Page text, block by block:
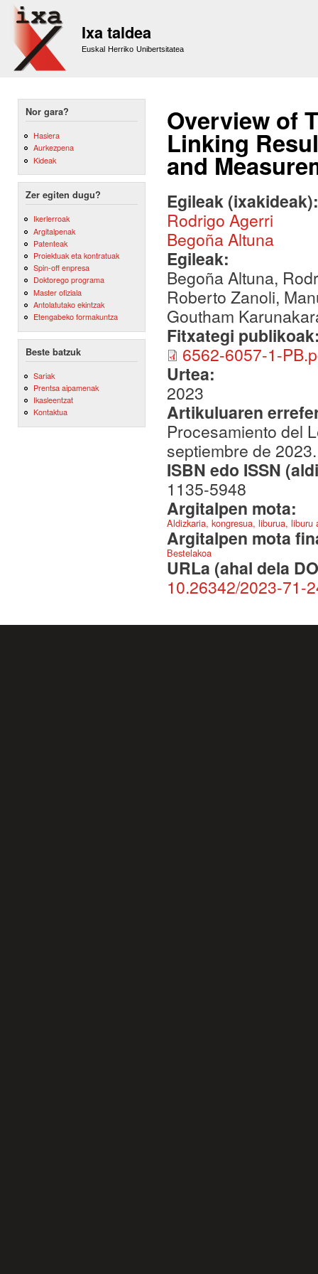
Ixa taldea
Euskal Herriko Unibertsitatea
Nor gara?
Hasiera
Aurkezpena
Kideak
Zer egiten dugu?
Ikerlerroak
Argitalpenak
Patenteak
Proiektuak eta kontratuak
Spin-off enpresa
Doktorego programa
Master ofiziala
Antolatutako ekintzak
Etengabeko formakuntza
Beste batzuk
Sariak
Prentsa aipamenak
Ikasleentzat
Kontaktua
Overview of
Linking
and
Egileak
Rodrigo Agerri
Begoña Altuna
Egileak:
Begoña Altuna,
Roberto Zanoli,
Goutham
Fitxategi
6562-6057-1-
Urtea:
2023
Artikuluaren
Procesamiento del
septiembre de 2023.
ISBN edo ISSN
1135-5948
Argitalpen mota:
Aldizkaria, kongresua, liburua,
Argitalpen mota
Bestelakoa
URLa (ahal dela
10.26342/2023-71-